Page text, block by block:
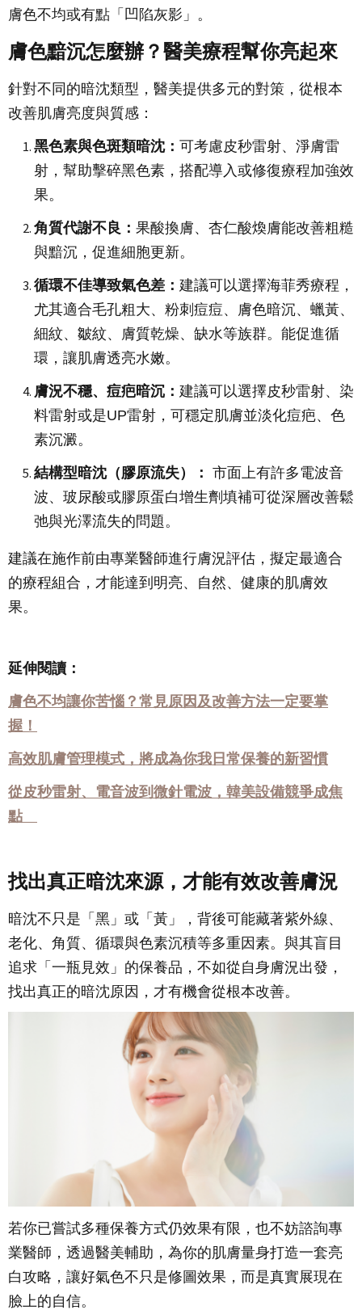
膚色不均或有點「凹陷灰影」。
膚色黯沉怎麼辦？醫美療程幫你亮起來
針對不同的暗沈類型，醫美提供多元的對策，從根本
改善肌膚亮度與質感：
黑色素與色斑類暗沈： 可考慮皮秒雷射、淨膚雷
射，幫助擊碎黑色素，搭配導入或修復療程加強效
果。
角質代謝不良： 果酸換膚、杏仁酸煥膚能改善粗糙
與黯沉，促進細胞更新。
循環不佳導致氣色差： 建議可以選擇海菲秀療程，
尤其適合毛孔粗大、粉刺痘痘、膚色暗沉、蠟黃、
細紋、皺紋、膚質乾燥、缺水等族群。能促進循
環，讓肌膚透亮水嫩。
膚況不穩、痘疤暗沉： 建議可以選擇皮秒雷射、染
料雷射或是UP雷射，可穩定肌膚並淡化痘疤、色
素沉澱。
結構型暗沈（膠原流失）： 市面上有許多電波音
波、玻尿酸或膠原蛋白增生劑填補可從深層改善鬆
弛與光澤流失的問題。
建議在施作前由專業醫師進行膚況評估，擬定最適合
的療程組合，才能達到明亮、自然、健康的肌膚效
果。
延伸閱讀：
膚色不均讓你苦惱？常見原因及改善方法一定要掌
握！
高效肌膚管理模式，將成為你我日常保養的新習慣
從皮秒雷射、電音波到微針電波，韓美設備競爭成焦
點
找出真正暗沈來源，才能有效改善膚況
暗沈不只是「黑」或「黃」，背後可能藏著紫外線、
老化、角質、循環與色素沉積等多重因素。與其盲目
追求「一瓶見效」的保養品，不如從自身膚況出發，
找出真正的暗沈原因，才有機會從根本改善。
若你已嘗試多種保養方式仍效果有限，也不妨諮詢專
業醫師，透過醫美輔助，為你的肌膚量身打造一套亮
白攻略，讓好氣色不只是修圖效果，而是真實展現在
臉上的自信。